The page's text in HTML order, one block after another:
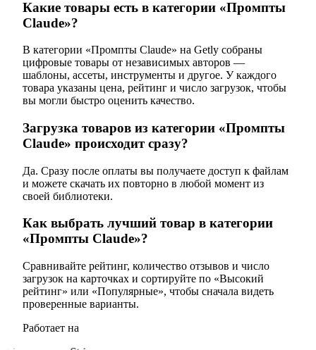
Какие товары есть в категории «Промпты
Claude»?
В категории «Промпты Claude» на Getly собраны
цифровые товары от независимых авторов —
шаблоны, ассеты, инструменты и другое. У каждого
товара указаны цена, рейтинг и число загрузок, чтобы
вы могли быстро оценить качество.
Загрузка товаров из категории «Промпты
Claude» происходит сразу?
Да. Сразу после оплаты вы получаете доступ к файлам
и можете скачать их повторно в любой момент из
своей библиотеки.
Как выбрать лучший товар в категории
«Промпты Claude»?
Сравнивайте рейтинг, количество отзывов и число
загрузок на карточках и сортируйте по «Высокий
рейтинг» или «Популярные», чтобы сначала видеть
проверенные варианты.
Работает на